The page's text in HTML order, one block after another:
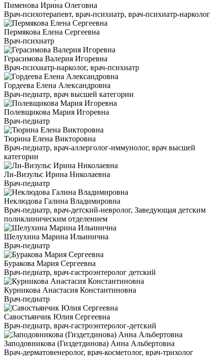
Пименова Ирина Олеговна
Врач-психотерапевт, врач-психиатр, врач-психиатр-нарколог
Пермякова Елена Сергеевна
Врач-психиатр
Герасимова Валерия Игоревна
Врач-психиатр-нарколог, врач-психиатр
Гордеева Елена Александровна
Врач-педиатр, врач высшей категории
Полевщикова Мария Игоревна
Врач-педиатр
Тюрина Елена Викторовна
Врач-педиатр, врач-аллерголог-иммунолог, врач высшей
категории
Ли-Визульс Ирина Николаевна
Врач-педиатр
Неклюдова Галина Владимировна
Врач-педиатр, врач-детский-невролог, Заведующая детским
поликлиническим отделением
Шелухина Марина Ильинична
Врач-педиатр
Буракова Мария Сергеевна
Врач-педиатр, врач-гастроэнтеролог детский
Курникова Анастасия Константиновна
Врач-педиатр
Савостьянчик Юлия Сергеевна
Врач-педиатр, врач-гастроэнтеролог-детский
Заподовникова (Гиздетдинова) Анна Альбертовна
Врач-дерматовенеролог, врач-косметолог, врач-трихолог